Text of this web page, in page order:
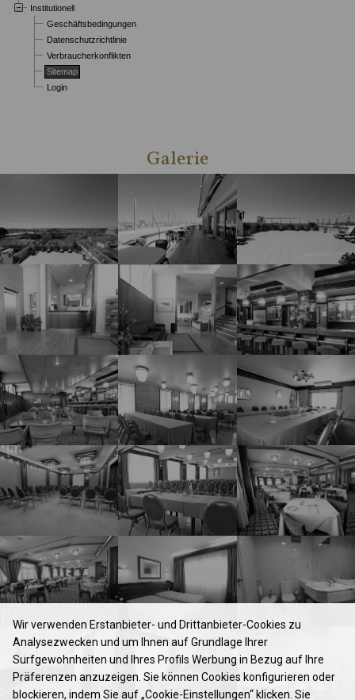
Institutionell
Geschäftsbedingungen
Datenschutzrichtlinie
Verbraucherkonflikten
Sitemap
Login
Galerie
Wir verwenden Erstanbieter- und Drittanbieter-Cookies zu
Analysezwecken und um Ihnen auf Grundlage Ihrer
Surfgewohnheiten und Ihres Profils Werbung in Bezug auf Ihre
Präferenzen anzuzeigen. Sie können Cookies konfigurieren oder
blockieren, indem Sie auf „Cookie-Einstellungen“ klicken. Sie